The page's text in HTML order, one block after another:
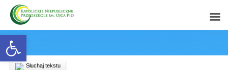
Open toolbar
Słuchaj tekstu